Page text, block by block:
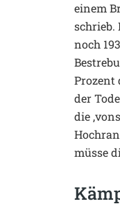
einem
schrieb.
noch
Prozent
der
die
müsse